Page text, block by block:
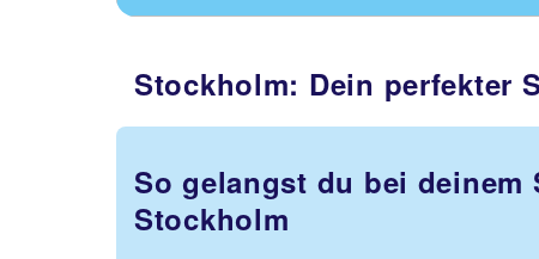
Stockholm: Dein perfekter
So gelangst du bei deinem
Stockholm